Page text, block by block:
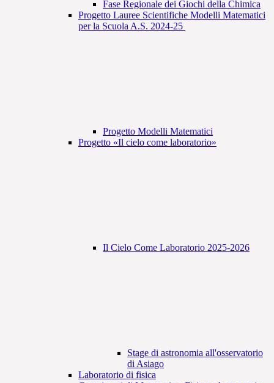
Fase Regionale dei Giochi della Chimica
Progetto Lauree Scientifiche Modelli Matematici
per la Scuola A.S. 2024-25
Progetto Modelli Matematici
Progetto «Il cielo come laboratorio»
Il Cielo Come Laboratorio 2025-2026
Stage di astronomia all'osservatorio
di Asiago
Laboratorio di fisica